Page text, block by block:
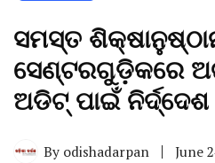
ସମସ୍ତ
ସେଣ୍ଟରଗୁଡ଼ିକରେ
ଅଡିଟ୍ ପାଇଁ ନିର୍ଦ୍ଦେଶ
By odishadarpan June